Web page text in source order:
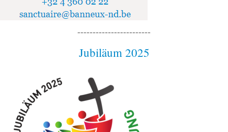
------------------------
Jubiläum 2025